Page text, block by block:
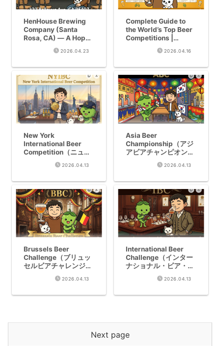
HenHouse Brewing
Company (Santa
Rosa, CA) — A Hop
Wizard Built on
Freshness | Riho
2026.04.23
Complete Guide to
the World’s Top Beer
Competitions |
43,547 Award
Records in Free2026.04.16
New York
International Beer
Competition（ニュー
ヨーク国際ビアコンペ
ティション）
Award History1,880
Records Explained
2026.04.13
Asia Beer
Championship（アジ
アビアチャンピオンシ
ップ）Complete
Guide｜Eligibility,
Explained
2026.04.13
Brussels Beer
Challenge（ブリュッ
セルビアチャレンジ）
Complete Guide｜
Eligibility, Judging &
2026.04.13
International Beer
Challenge（インター
ナショナル・ビア・チ
ャレンジ）Complete
Guide｜Eligibility,
2026.04.13
Next page